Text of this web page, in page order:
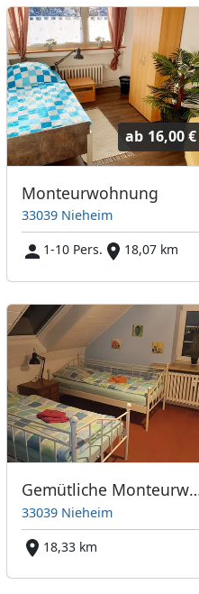
ab 16,00 €
Monteurwohnung
33039 Nieheim
1-10 Pers.
18,07 km
Gemütliche
33039 Nieheim
18,33 km